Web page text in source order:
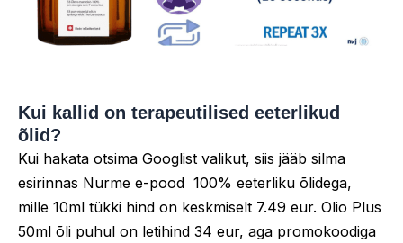
Kui kallid on terapeutilised eeterlikud
õlid?
Kui hakata otsima Googlist valikut, siis jääb silma
esirinnas Nurme e-pood 100% eeterliku õlidega,
mille 10ml tükki hind on keskmiselt 7.49 eur. Olio Plus
50ml õli puhul on letihind 34 eur, aga promokoodiga